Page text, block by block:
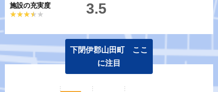
施設の充実度
★★★★★
★★★★★ 3.5
下閉伊郡山田町 ここ
に注目